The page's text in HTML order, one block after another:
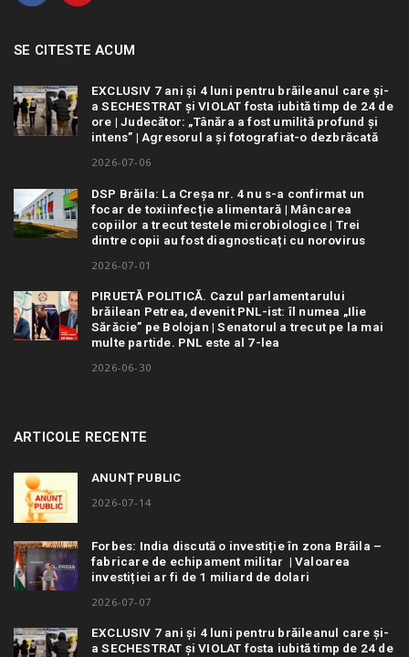
SE CITESTE ACUM
EXCLUSIV 7 ani și 4 luni pentru brăileanul care și-
a SECHESTRAT și VIOLAT fosta iubită timp de 24 de
ore | Judecător: „Tânăra a fost umilită profund și
intens” | Agresorul a și fotografiat-o dezbrăcată
2026-07-06
DSP Brăila: La Creșa nr. 4 nu s-a confirmat un
focar de toxiinfecție alimentară | Mâncarea
copiilor a trecut testele microbiologice | Trei
dintre copii au fost diagnosticați cu norovirus
2026-07-01
PIRUETĂ POLITICĂ. Cazul parlamentarului
brăilean Petrea, devenit PNL-ist: îl numea „Ilie
Sărăcie” pe Bolojan | Senatorul a trecut pe la mai
multe partide. PNL este al 7-lea
2026-06-30
ARTICOLE RECENTE
ANUNȚ PUBLIC
2026-07-14
Forbes: India discută o investiție în zona Brăila –
fabricare de echipament militar | Valoarea
investiției ar fi de 1 miliard de dolari
2026-07-07
EXCLUSIV 7 ani și 4 luni pentru brăileanul care și-
a SECHESTRAT și VIOLAT fosta iubită timp de 24 de